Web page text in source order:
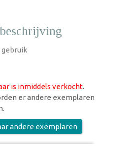
gebruik
is inmiddels verkocht.
er andere exemplaren
andere exemplaren